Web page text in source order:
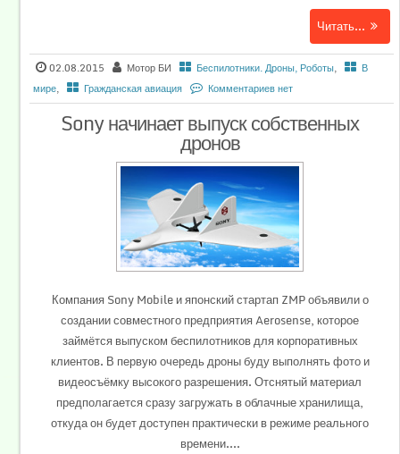
Читать...
02.08.2015 Мотор БИ Беспилотники. Дроны, Роботы,
В
мире, Гражданская авиация Комментариев нет
Sony начинает выпуск собственных
дронов
Компания Sony Mobile и японский стартап ZMP объявили о
создании совместного предприятия Aerosense, которое
займётся выпуском беспилотников для корпоративных
клиентов. В первую очередь дроны буду выполнять фото и
видеосъёмку высокого разрешения. Отснятый материал
предполагается сразу загружать в облачные хранилища,
откуда он будет доступен практически в режиме реального
времени....